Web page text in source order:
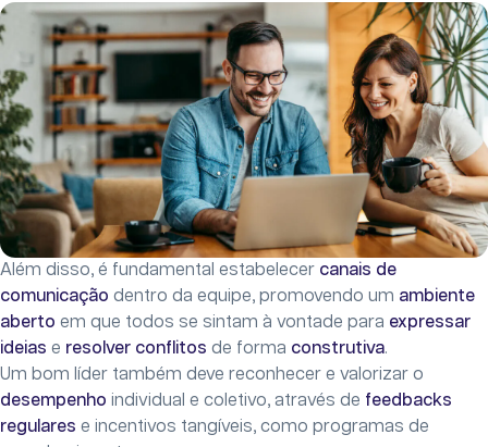
Além disso, é fundamental estabelecer canais de
comunicação dentro da equipe, promovendo um ambiente
aberto em que todos se sintam à vontade para expressar
ideias e resolver conflitos de forma construtiva.
Um bom líder também deve reconhecer e valorizar o
desempenho individual e coletivo, através de feedbacks
regulares e incentivos tangíveis, como programas de